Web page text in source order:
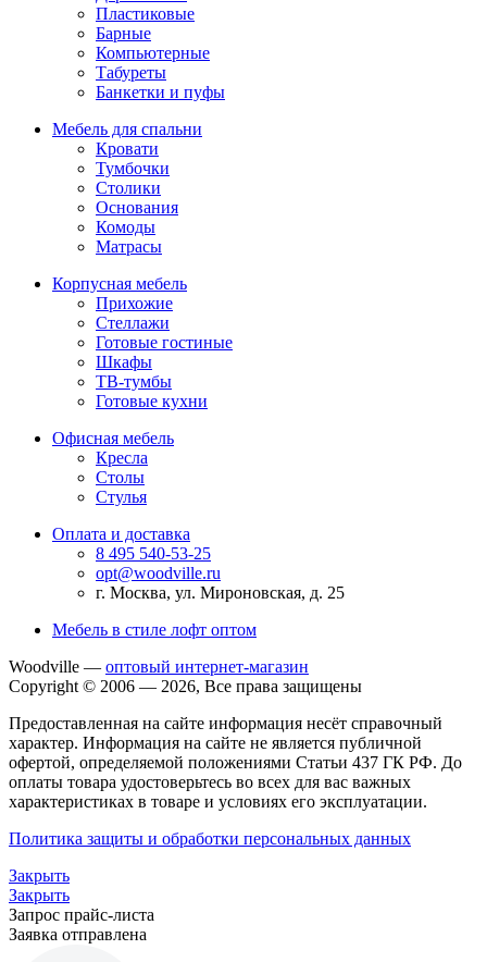
Пластиковые
Барные
Компьютерные
Табуреты
Банкетки и пуфы
Мебель для спальни
Кровати
Тумбочки
Столики
Основания
Комоды
Матрасы
Корпусная мебель
Прихожие
Стеллажи
Готовые гостиные
Шкафы
ТВ-тумбы
Готовые кухни
Офисная мебель
Кресла
Столы
Стулья
Оплата и доставка
8 495 540-53-25
opt@woodville.ru
г. Москва, ул. Мироновская, д. 25
Мебель в стиле лофт оптом
Woodville — оптовый интернет-магазин
Copyright © 2006 — 2026, Все права защищены
Предоставленная на сайте информация несёт справочный
характер. Информация на сайте не является публичной
офертой, определяемой положениями Статьи 437 ГК РФ. До
оплаты товара удостоверьтесь во всех для вас важных
характеристиках в товаре и условиях его эксплуатации.
Политика защиты и обработки персональных данных
Закрыть
Закрыть
Запрос прайс-листа
Заявка отправлена